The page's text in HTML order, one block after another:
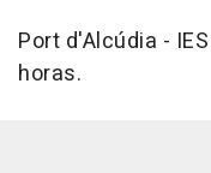
Port d'Alcúdia -
horas.